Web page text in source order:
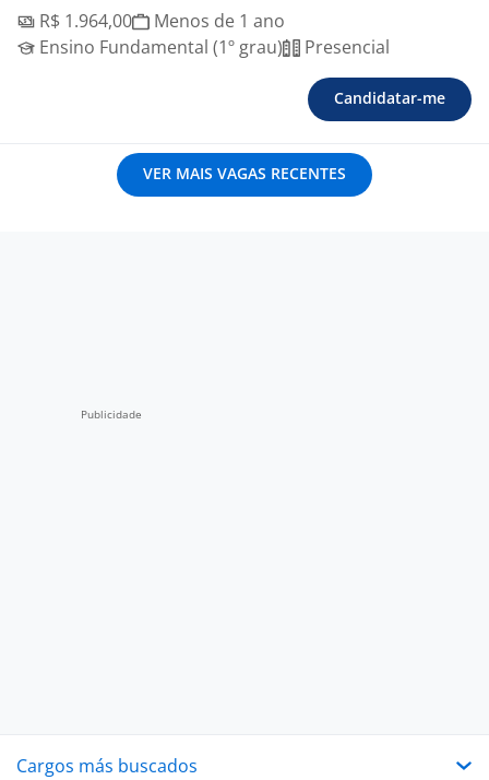
R$ 1.964,00
Menos de 1 ano
Ensino Fundamental (1º grau)
Presencial
Candidatar-me
VER MAIS VAGAS RECENTES
Cargos más buscados